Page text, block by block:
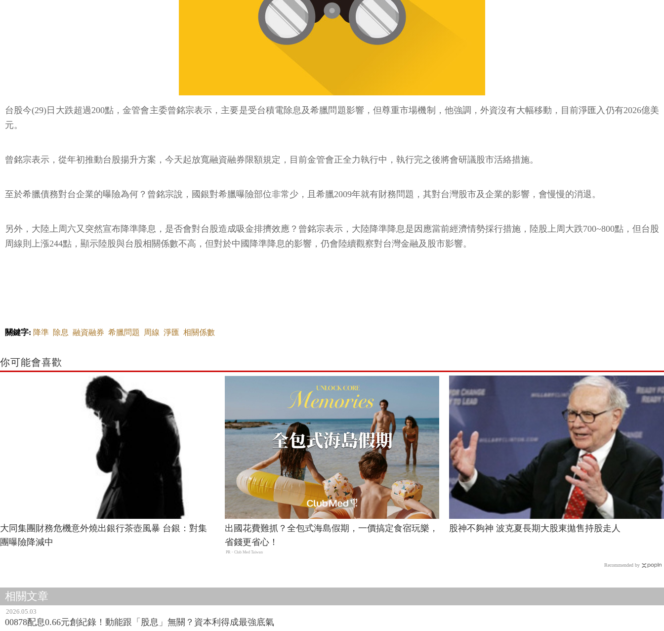
台股今(29)日大跌超過200點，金管會主委曾銘宗表示，主要是受台積電除息及希臘問題影響，但尊重市場機制，他強調，外資沒有大幅移動，目前淨匯入仍有2026億美
元。
曾銘宗表示，從年初推動台股揚升方案，今天起放寬融資融券限額規定，目前金管會正全力執行中，執行完之後將會研議股市活絡措施。
至於希臘債務對台企業的曝險為何？曾銘宗說，國銀對希臘曝險部位非常少，且希臘2009年就有財務問題，其對台灣股市及企業的影響，會慢慢的消退。
另外，大陸上周六又突然宣布降準降息，是否會對台股造成吸金排擠效應？曾銘宗表示，大陸降準降息是因應當前經濟情勢採行措施，陸股上周大跌700~800點，但台股
周線則上漲244點，顯示陸股與台股相關係數不高，但對於中國降準降息的影響，仍會陸續觀察對台灣金融及股市影響。
關鍵字: 降準 除息 融資融券 希臘問題 周線 淨匯 相關係數
你可能會喜歡
大同集團財務危機意外燒出銀行茶壺風暴 台銀：對集
團曝險降減中
出國花費難抓？全包式海島假期，一價搞定食宿玩樂，
省錢更省心！
PR・Club Med Taiwan
股神不夠神 波克夏長期大股東拋售持股走人
Recommended by
相關文章
2026.05.03
00878配息0.66元創紀錄！動能跟「股息」無關？資本利得成最強底氣